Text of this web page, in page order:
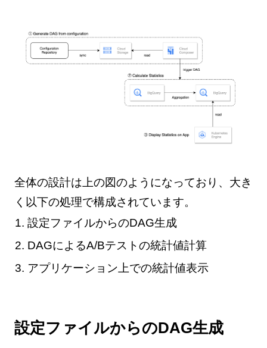
全体の設計は上の図のようになっており、大き
く以下の処理で構成されています。
設定ファイルからのDAG生成
DAGによるA/Bテストの統計値計算
アプリケーション上での統計値表示
設定ファイルからのDAG生成